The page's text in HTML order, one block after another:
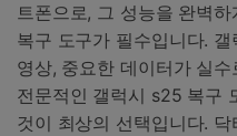
트폰으로, 그 성능을 완벽
복구 도구가 필수입니다.
영상, 중요한 데이터가 실
전문적인 갤럭시 s25 복구
것이 최상의 선택입니다.